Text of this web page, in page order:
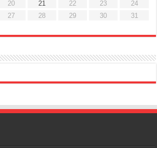
20 21 22 23
24
27 28 29 30
31